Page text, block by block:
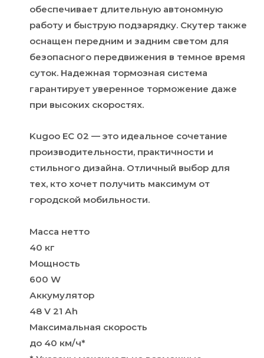
обеспечивает длительную автономную
работу и быструю подзарядку. Скутер также
оснащен передним и задним светом для
безопасного передвижения в темное время
суток. Надежная тормозная система
гарантирует уверенное торможение даже
при высоких скоростях.
Kugoo EC 02 — это идеальное сочетание
производительности, практичности и
стильного дизайна. Отличный выбор для
тех, кто хочет получить максимум от
городской мобильности.
Масса нетто
40 кг
Мощность
600 W
Аккумулятор
48 V 21 Аh
Максимальная скорость
до 40 км/ч*